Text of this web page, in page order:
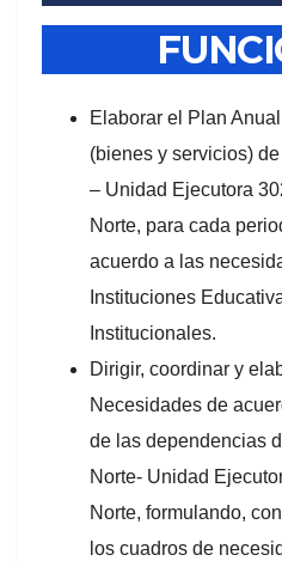
Elaborar el Plan
(bienes y servicios)
– Unidad Ejecutora
Norte, para cada
acuerdo a las
Instituciones
Institucionales.
Dirigir, coordinar y
Necesidades de
de las dependencias
Norte- Unidad
Norte, formulando,
los cuadros de